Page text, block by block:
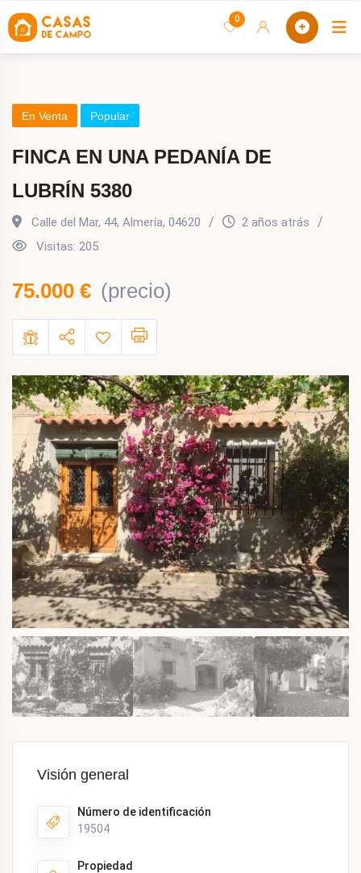
saltar
al
0
En Venta Popular
FINCA EN UNA PEDANÍA DE
LUBRÍN 5380
Calle del Mar, 44, Almería, 04620
2 años atrás
Visitas: 205
75.000 € (precio)
Visión general
Número de identificación
19504
Propiedad